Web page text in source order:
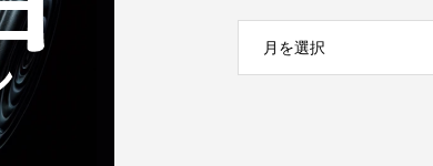
月を選択